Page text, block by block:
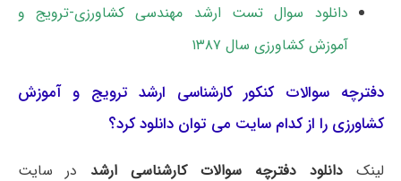
دانلود سوال تست ارشد مهندسی کشاورزی-ترویج و
آموزش کشاورزی سال ۱۳۸۷
دفترچه سوالات کنکور کارشناسی ارشد ترویج و آموزش
کشاورزی را از کدام سایت می توان دانلود کرد؟
لینکدانلود دفترچه سوالات کارشناسی ارشد در سایت